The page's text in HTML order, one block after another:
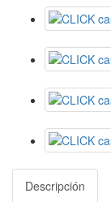
Descripción